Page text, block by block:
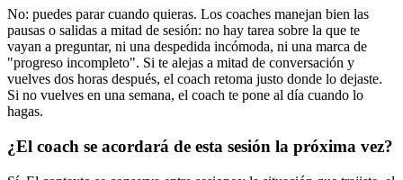
No: puedes parar cuando quieras. Los coaches manejan bien las
pausas o salidas a mitad de sesión: no hay tarea sobre la que te
vayan a preguntar, ni una despedida incómoda, ni una marca de
"progreso incompleto". Si te alejas a mitad de conversación y
vuelves dos horas después, el coach retoma justo donde lo dejaste.
Si no vuelves en una semana, el coach te pone al día cuando lo
hagas.
¿El coach se acordará de esta sesión la próxima vez?